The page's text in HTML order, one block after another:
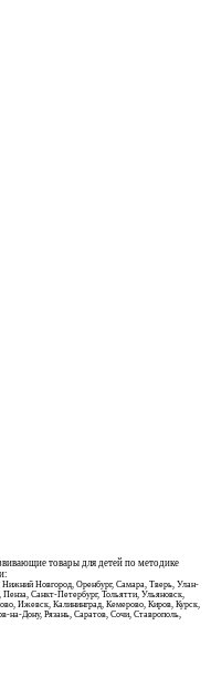
товары для детей по методике
Новгород, Оренбург, Самара, Тверь, Улан-
Санкт-Петербург, Тольятти, Ульяновск,
Ижевск, Калининград, Кемерово, Киров, Курск,
на-Дону, Рязань, Саратов, Сочи, Ставрополь,